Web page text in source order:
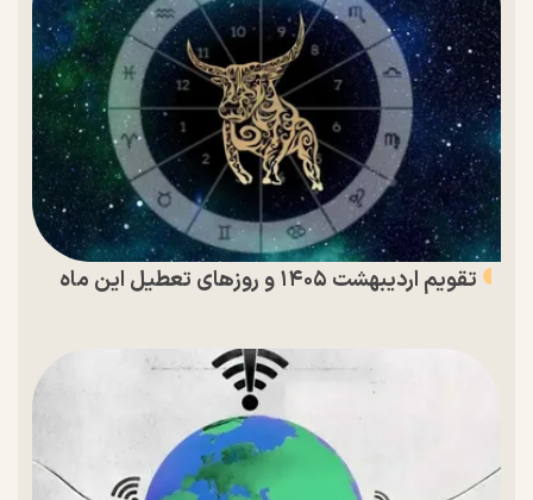
تقویم اردیبهشت ۱۴۰۵ و روز‌های تعطیل این ماه